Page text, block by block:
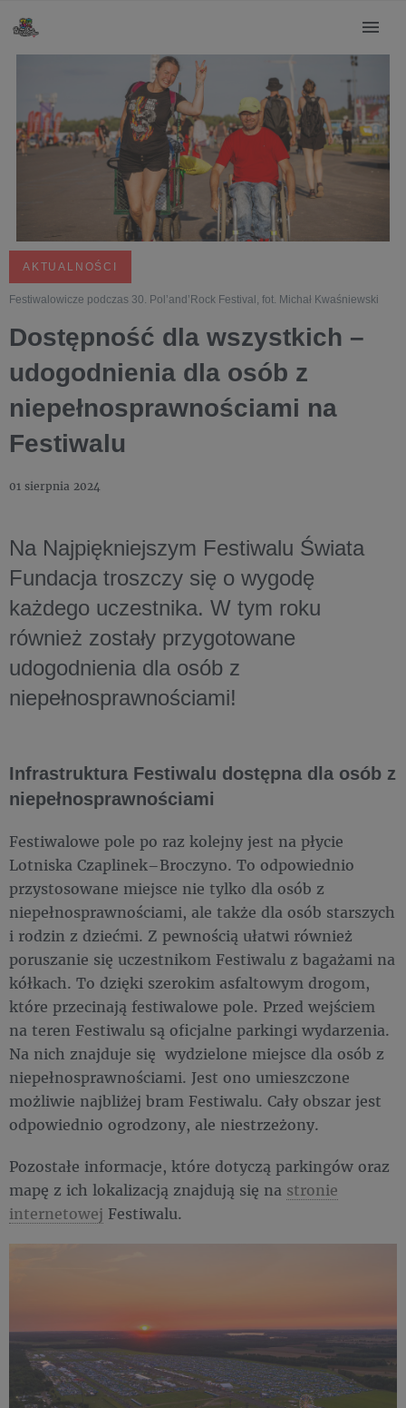
AKTUALNOŚCI
Festiwalowicze podczas 30. Pol’and’Rock Festival, fot. Michał Kwaśniewski
Dostępność dla wszystkich –
udogodnienia dla osób z
niepełnosprawnościami na
Festiwalu
01 sierpnia 2024
Na Najpiękniejszym Festiwalu Świata
Fundacja troszczy się o wygodę
każdego uczestnika. W tym roku
również zostały przygotowane
udogodnienia dla osób z
niepełnosprawnościami!
Infrastruktura Festiwalu dostępna dla osób z
niepełnosprawnościami
Festiwalowe pole po raz kolejny jest na płycie
Lotniska Czaplinek–Broczyno. To odpowiednio
przystosowane miejsce nie tylko dla osób z
niepełnosprawnościami, ale także dla osób starszych
i rodzin z dziećmi. Z pewnością ułatwi również
poruszanie się uczestnikom Festiwalu z bagażami na
kółkach. To dzięki szerokim asfaltowym drogom,
które przecinają festiwalowe pole. Przed wejściem
na teren Festiwalu są oficjalne parkingi wydarzenia.
Na nich znajduje się wydzielone miejsce dla osób z
niepełnosprawnościami. Jest ono umieszczone
możliwie najbliżej bram Festiwalu. Cały obszar jest
odpowiednio ogrodzony, ale niestrzeżony.
Pozostałe informacje, które dotyczą parkingów oraz
mapę z ich lokalizacją znajdują się na stronie
internetowej Festiwalu.